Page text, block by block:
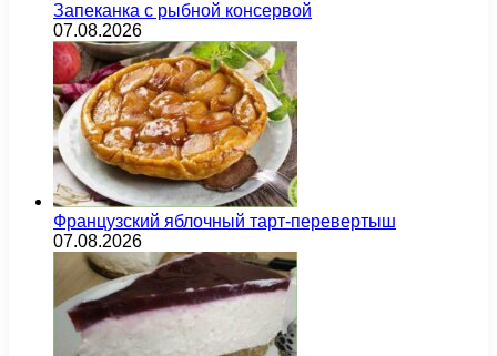
Запеканка с рыбной консервой
07.08.2026
Французский яблочный тарт-перевертыш
07.08.2026